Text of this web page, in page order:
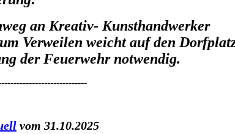
an Kreativ- Kunsthandwerker
Verweilen weicht auf den
der Feuerwehr notwendig.
vom 31.10.2025